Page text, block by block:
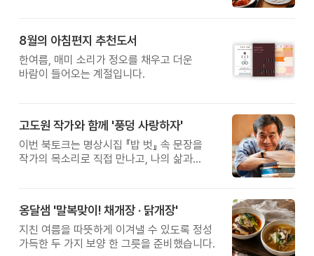
받은 이계호 교수와 함께하는 태초먹거리
황금변 캠프
8월의 아침편지 추천도서
한여름, 매미 소리가 정오를 채우고 더운
바람이 들어오는 계절입니다.
고도원 작가와 함께 '풍덩 사랑하자'
이번 북토크는 명상시집 『밥 벗』 속 문장을
작가의 목소리로 직접 만나고, 나의 삶과
옹달샘 '말복맞이! 채개장 · 닭개장'
지친 여름을 따뜻하게 이겨낼 수 있도록 정성
가득한 두 가지 보양 한 그릇을 준비했습니다.